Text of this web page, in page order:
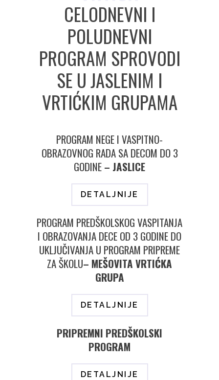
CELODNEVNI I
POLUDNEVNI
PROGRAM SPROVODI
SE U JASLENIM I
VRTIĆKIM GRUPAMA
PROGRAM NEGE I VASPITNO-
OBRAZOVNOG RADA SA DECOM DO 3
GODINE– JASLICE
DETALJNIJE
PROGRAM PREDŠKOLSKOG VASPITANJA
I OBRAZOVANJA DECE OD 3 GODINE DO
UKLJUČIVANJA U PROGRAM PRIPREME
ZA ŠKOLU– MEŠOVITA VRTIĆKA
GRUPA
DETALJNIJE
PRIPREMNI PREDŠKOLSKI
PROGRAM
DETALJNIJE